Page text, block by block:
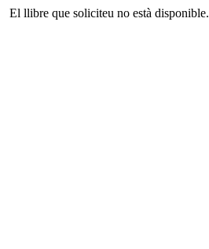
El llibre que soliciteu no està disponible.